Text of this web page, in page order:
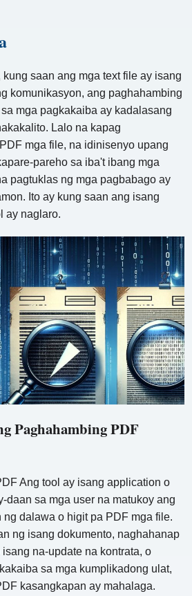
saan ang mga text file ay isang
komunikasyon, ang paghahambing
mga pagkakaiba ay kadalasang
Lalo na kapag
mga file, na idinisenyo upang
pareho sa iba't ibang mga
pagtuklas ng mga pagbabago ay
Ito ay kung saan ang isang
ay naglaro.
Paghahambing PDF
Ang tool ay isang application o
daan sa mga user na matukoy ang
dalawa o higit pa PDF mga file.
ng isang dokumento, naghahanap
na-update na kontrata, o
sa mga kumplikadong ulat,
kasangkapan ay mahalaga.